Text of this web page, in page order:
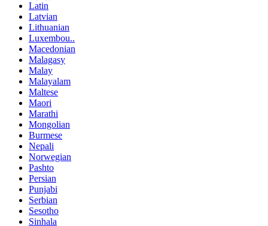
Latin
Latvian
Lithuanian
Luxembou..
Macedonian
Malagasy
Malay
Malayalam
Maltese
Maori
Marathi
Mongolian
Burmese
Nepali
Norwegian
Pashto
Persian
Punjabi
Serbian
Sesotho
Sinhala